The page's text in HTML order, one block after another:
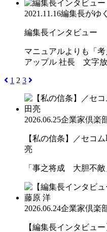
2021.11.16編集長がゆ
編集長インタビュー
マニュアルよりも「
アップル 社長 文字
1 2 3
2026.06.25企業家倶楽
【私の信条】／セコ
亮
「事之将成 大胆不敵
2026.06.24企業家倶楽
【編集長インタビュ